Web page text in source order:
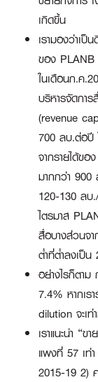
เกิดขึ้น
เรามองว่าเป็
ของ PLANB
ในเดือนก.ค
บริหารจัดกา
(revenue
700 ลบ.ต่อปี
จากรายได้ข
มากกว่า 900
120-130 ลบ
ไตรมาส
สื่อบางส่วนจ
ต่ำที่ต่ำลงเป็
อย่างไรก็ตา
7.4% หากเร
dilution จะเ
เราแนะนำ “
แพงที่ 57 เท่
2015-19 2)